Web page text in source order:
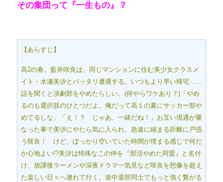
その集団って『一生もの』？
【あらすじ】
高2の春。藍井咲良は、同じマンションに住む美少女クラスメ
イト・水瀬美汐とバッタリ遭遇する。いつもより早い帰宅……
話を聞くと演劇部をやめたらしい。(何やらワケあり？)「やめ
るのも選択肢のひとつだよ。俺だって高１の夏にサッカー部や
めてるしな」「え！？ じゃあ、一緒だね！」お互い境遇が重
なった事で美汐にやたら気に入られ、急速に縮まる距離に戸惑
う咲良！ けど、ぽっかり空いていた時間が埋まる感じで何だ
か心地よい!?美汐は特殊なこの仲を『部活やめた同盟』と名付
け、放課後ラーメンや深夜ドラマ一気見など咲良を想像を超え
た楽しい日々へ連れて行く。途中退部同士でもっと強く繋がる